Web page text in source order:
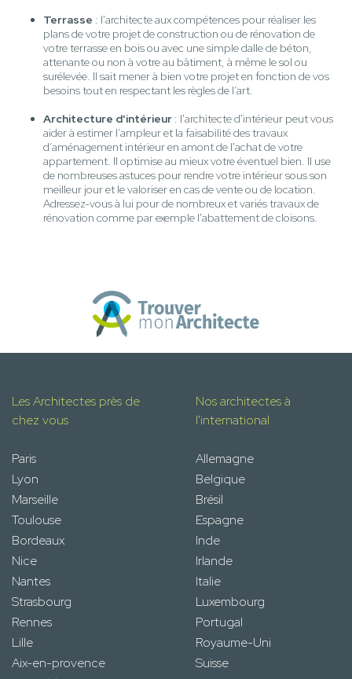
Terrasse : l'architecte aux compétences pour réaliser les
plans de votre projet de construction ou de rénovation de
votre terrasse en bois ou avec une simple dalle de béton,
attenante ou non à votre au bâtiment, à même le sol ou
surélevée. Il sait mener à bien votre projet en fonction de vos
besoins tout en respectant les règles de l’art.
Architecture d'intérieur : l'architecte d'intérieur peut vous
aider à estimer l’ampleur et la faisabilité des travaux
d’aménagement intérieur en amont de l'achat de votre
appartement. Il optimise au mieux votre éventuel bien. Il use
de nombreuses astuces pour rendre votre intérieur sous son
meilleur jour et le valoriser en cas de vente ou de location.
Adressez-vous à lui pour de nombreux et variés travaux de
rénovation comme par exemple l'abattement de cloisons.
Les Architectes près de
chez vous
Paris
Lyon
Marseille
Toulouse
Bordeaux
Nice
Nantes
Strasbourg
Rennes
Lille
Aix-en-provence
Nos architectes à
l'international
Allemagne
Belgique
Brésil
Espagne
Inde
Irlande
Italie
Luxembourg
Portugal
Royaume-Uni
Suisse